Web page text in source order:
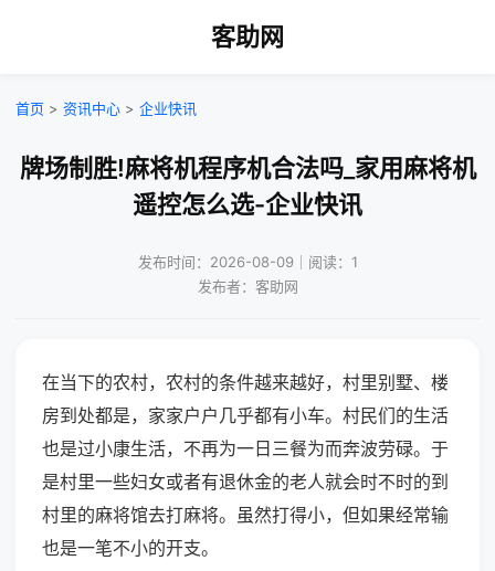
客助网
首页 > 资讯中心 > 企业快讯
牌场制胜!麻将机程序机合法吗_家用麻将机
遥控怎么选-企业快讯
发布时间：2026-08-09｜阅读：1
发布者：客助网
在当下的农村，农村的条件越来越好，村里别墅、楼
房到处都是，家家户户几乎都有小车。村民们的生活
也是过小康生活，不再为一日三餐为而奔波劳碌。于
是村里一些妇女或者有退休金的老人就会时不时的到
村里的麻将馆去打麻将。虽然打得小，但如果经常输
也是一笔不小的开支。